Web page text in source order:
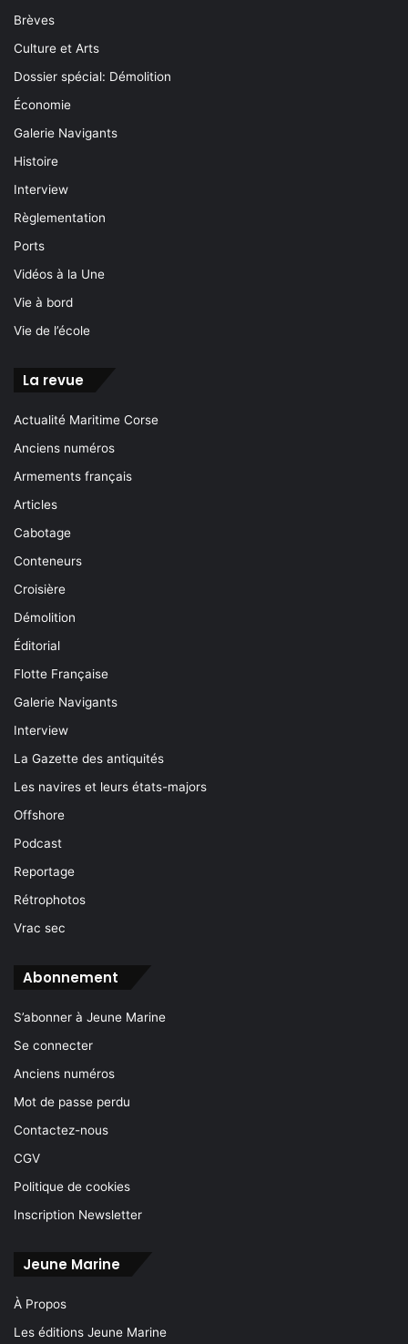
Brèves
Culture et Arts
Dossier spécial: Démolition
Économie
Galerie Navigants
Histoire
Interview
Règlementation
Ports
Vidéos à la Une
Vie à bord
Vie de l’école
La revue
Actualité Maritime Corse
Anciens numéros
Armements français
Articles
Cabotage
Conteneurs
Croisière
Démolition
Éditorial
Flotte Française
Galerie Navigants
Interview
La Gazette des antiquités
Les navires et leurs états-majors
Offshore
Podcast
Reportage
Rétrophotos
Vrac sec
Abonnement
S’abonner à Jeune Marine
Se connecter
Anciens numéros
Mot de passe perdu
Contactez-nous
CGV
Politique de cookies
Inscription Newsletter
Jeune Marine
À Propos
Les éditions Jeune Marine